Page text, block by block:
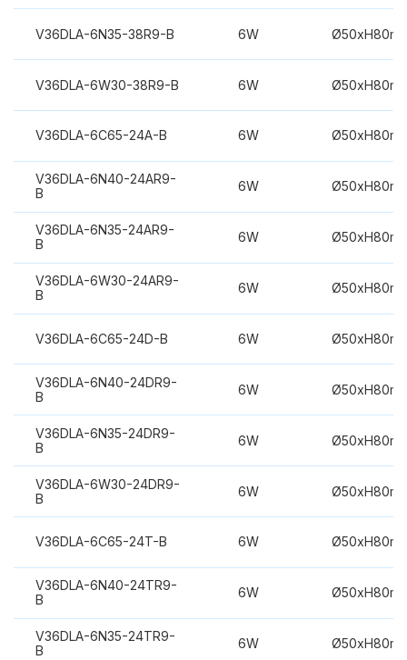
V36DLA-6N35-38R9-B 6W
V36DLA-6W30-38R9-B 6W
V36DLA-6C65-24A-B 6W
V36DLA-6N40-24AR9-
B
6W
V36DLA-6N35-24AR9-
B
6W
V36DLA-6W30-24AR9-
B
6W
V36DLA-6C65-24D-B 6W
V36DLA-6N40-24DR9-
B
6W
V36DLA-6N35-24DR9-
B
6W
V36DLA-6W30-24DR9-
B
6W
V36DLA-6C65-24T-B 6W
V36DLA-6N40-24TR9-
B
6W
V36DLA-6N35-24TR9-
B
6W